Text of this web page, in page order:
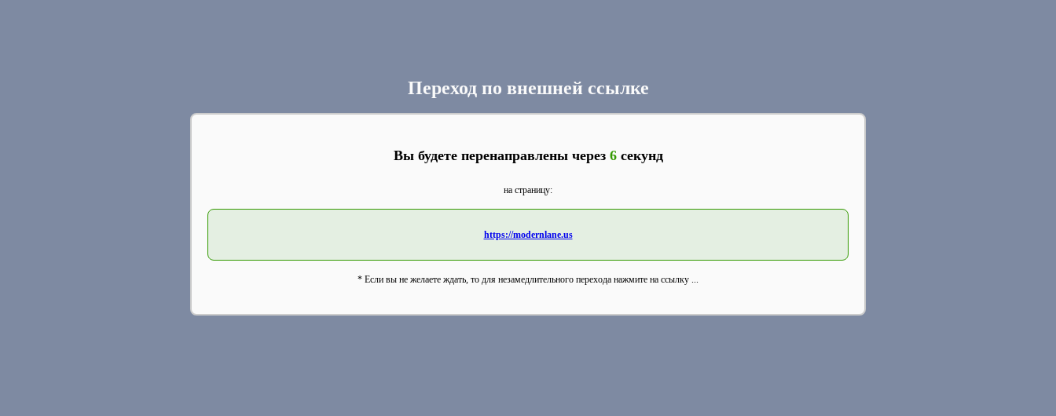
Переход по внешней ссылке
Вы будете перенаправлены через 6секунд
на страницу:
https://modernlane.us
* Если вы не желаете ждать, то для незамедлительного перехода нажмите на ссылку ...